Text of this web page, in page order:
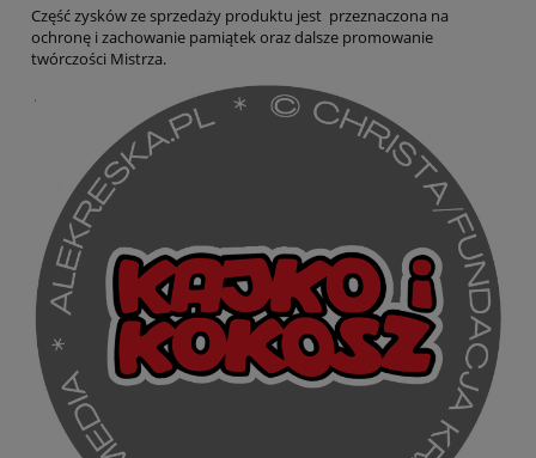
Część zysków ze sprzedaży produktu jest przeznaczona na
ochronę i zachowanie pamiątek oraz dalsze promowanie
twórczości Mistrza.